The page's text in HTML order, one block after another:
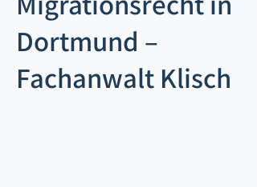
Dortmund –
Fachanwalt Klisch